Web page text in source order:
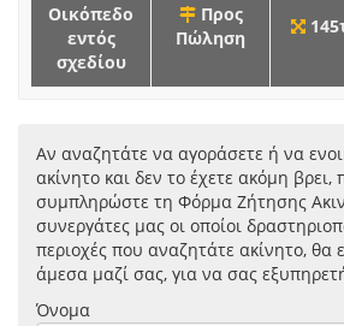
Οικόπεδο
εντός
σχεδίου
Προς
Πώληση
Αν αναζητάτε να αγοράσετε ή να
ακίνητο και δεν το έχετε ακόμη
συμπληρώστε τη Φόρμα Ζήτησης
συνεργάτες μας οι οποίοι
περιοχές που αναζητάτε ακίνητο, θα
άμεσα μαζί σας, για να σας
Όνομα